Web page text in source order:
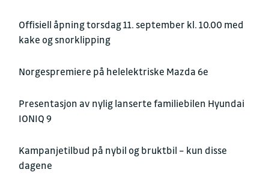
Offisiell åpning torsdag 11. september kl. 10.00 med
kake og snorklipping
Norgespremiere på helelektriske Mazda 6e
Presentasjon av nylig lanserte familiebilen Hyundai
IONIQ 9
Kampanjetilbud på nybil og bruktbil – kun disse
dagene